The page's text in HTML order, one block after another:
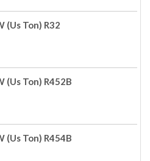
(Us Ton) R32
(Us Ton) R452B
(Us Ton) R454B